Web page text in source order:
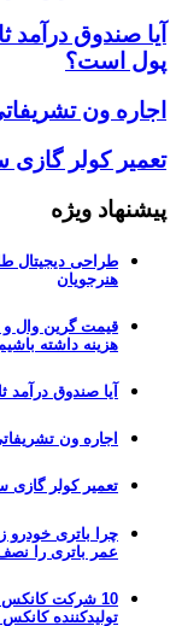
آیا صندوق
پول است؟
اجاره ون
تعمیر کولر
پیشنهاد ویژه
طراحی دیجیتال
هنرجویان
قیمت گرین وال و
هزینه داشته
آیا صندوق
اجاره ون
تعمیر کولر
عمر باتری را
10 شرکت
تولیدکننده کانکس در